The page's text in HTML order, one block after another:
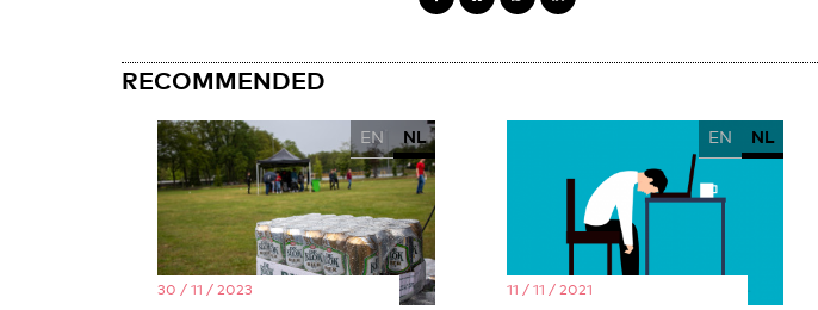
RECOMMENDED
EN NL
30 / 11 / 2023
EN NL
11 / 11 / 2021